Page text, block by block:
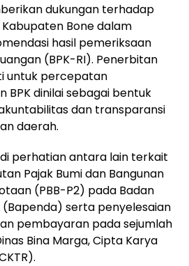
dukungan terhadap
Bone dalam
hasil pemeriksaan
(BPK-RI). Penerbitan
untuk percepatan
BPK dinilai sebagai bentuk
dan transparansi
daerah.
perhatian antara lain terkait
Pajak Bumi dan Bangunan
(PBB-P2) pada Badan
serta penyelesaian
pembayaran pada sejumlah
Bina Marga, Cipta Karya